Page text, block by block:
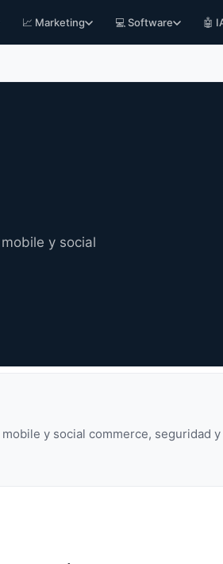
📈 Marketing 💻 Software 🤖
y social
y social commerce, seguridad